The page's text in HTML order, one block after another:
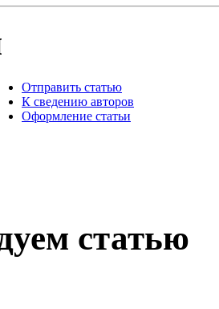
Отправить статью
К сведению авторов
Оформление статьи
статью